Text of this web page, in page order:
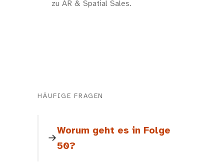
zu AR & Spatial Sales.
HÄUFIGE FRAGEN
Worum geht es in Folge
50?